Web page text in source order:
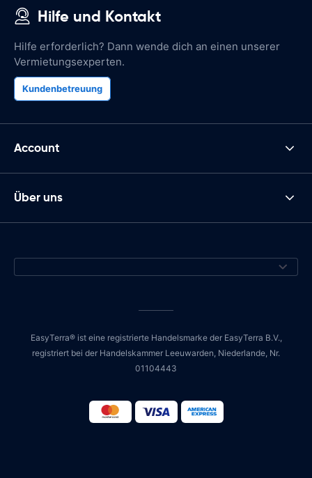
Hilfe und Kontakt
Hilfe erforderlich? Dann wende dich an einen unserer
Vermietungsexperten.
Kundenbetreuung
Account
Über uns
EasyTerra® ist eine registrierte Handelsmarke der EasyTerra B.V.,
registriert bei der Handelskammer Leeuwarden, Niederlande, Nr.
01104443